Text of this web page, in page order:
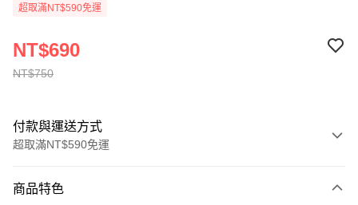
超取滿NT$590免運
NT$750
NT$690
付款與運送方式
超取滿NT$590免運
信用卡一次付款
商品特色